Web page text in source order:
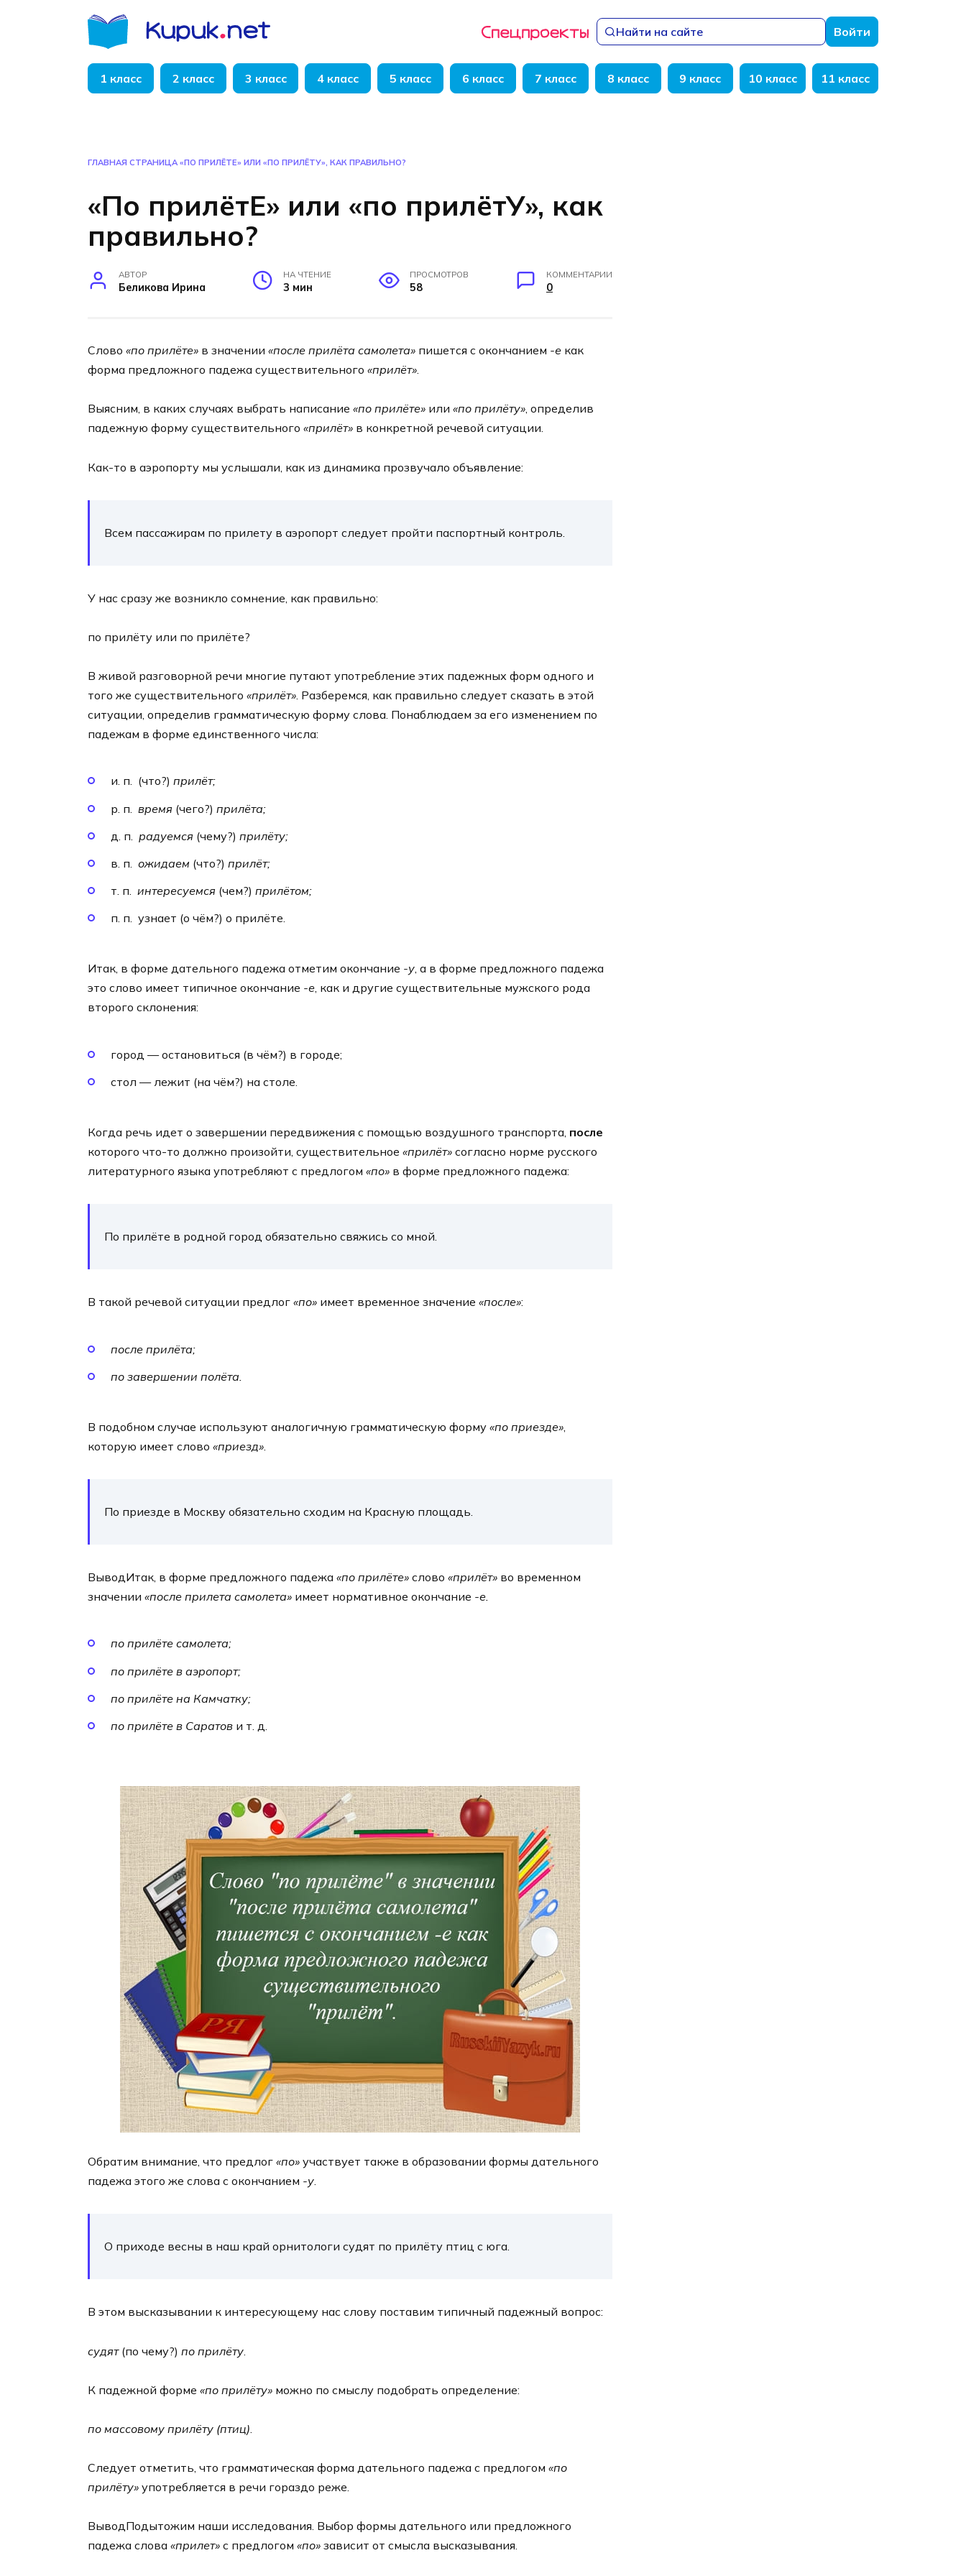
Найти на сайте Войти
1 класс 2 класс 3 класс 4 класс 5 класс 6 класс 7 класс 8 класс 9 класс 10 класс 11 класс
ГЛАВНАЯ СТРАНИЦА «ПО ПРИЛЁТЕ» ИЛИ «ПО ПРИЛЁТУ», КАК ПРАВИЛЬНО?
«По прилётЕ» или «по прилётУ», как
правильно?
АВТОР
Беликова Ирина
НА ЧТЕНИЕ
3 мин
ПРОСМОТРОВ
58
КОММЕНТАРИИ
0
Слово «по прилёте» в значении «после прилёта самолета» пишется с окончанием -е как
форма предложного падежа существительного «прилёт».
Выясним, в каких случаях выбрать написание «по прилёте» или «по прилёту», определив
падежную форму существительного «прилёт» в конкретной речевой ситуации.
Как-то в аэропорту мы услышали, как из динамика прозвучало объявление:
Всем пассажирам по прилету в аэропорт следует пройти паспортный контроль.
У нас сразу же возникло сомнение, как правильно:
по прилёту или по прилёте?
В живой разговорной речи многие путают употребление этих падежных форм одного и
того же существительного «прилёт» . Разберемся, как правильно следует сказать в этой
ситуации, определив грамматическую форму слова. Понаблюдаем за его изменением по
падежам в форме единственного числа:
и. п. (что?) прилёт;
р. п. время (чего?) прилёта;
д. п. радуемся (чему?) прилёту;
в. п. ожидаем (что?) прилёт;
т. п. интересуемся (чем?) прилётом;
п. п. узнает (о чём?) о прилёте.
Итак, в форме дательного падежа отметим окончание -у, а в форме предложного падежа
это слово имеет типичное окончание -е, как и другие существительные мужского рода
второго склонения:
город — остановиться (в чём?) в городе;
стол — лежит (на чём?) на столе.
Когда речь идет о завершении передвижения с помощью воздушного транспорта, после
которого что-то должно произойти, существительное «прилёт» согласно норме русского
литературного языка употребляют с предлогом «по» в форме предложного падежа:
По прилёте в родной город обязательно свяжись со мной.
В такой речевой ситуации предлог «по» имеет временное значение «после»:
после прилёта;
по завершении полёта.
В подобном случае используют аналогичную грамматическую форму «по приезде»
которую имеет слово «приезд»
По приезде в Москву обязательно сходим на Красную площадь.
ВыводИтак, в форме предложного падежа «по прилёте» слово «прилёт» во временном
значении «после прилета самолета» имеет нормативное окончание -е.
по прилёте самолета;
по прилёте в аэропорт;
по прилёте на Камчатку;
по прилёте в Саратов и т. д.
Обратим внимание, что предлог «по» участвует также в образовании формы дательного
падежа этого же слова с окончанием -у.
О приходе весны в наш край орнитологи судят по прилёту птиц с юга.
В этом высказывании к интересующему нас слову поставим типичный падежный вопрос:
судят(по чему?) по прилёту
К падежной форме «по прилёту» можно по смыслу подобрать определение:
по массовому прилёту (птиц).
Следует отметить, что грамматическая форма дательного падежа с предлогом «по
прилёту» употребляется в речи гораздо реже.
ВыводПодытожим наши исследования. Выбор формы дательного или предложного
падежа слова «прилет» с предлогом «по» зависит от смысла высказывания.